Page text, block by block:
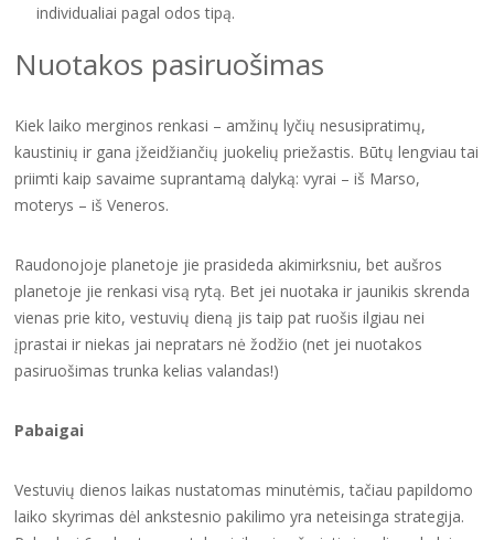
individualiai pagal odos tipą.
Nuotakos pasiruošimas
Kiek laiko merginos renkasi – amžinų lyčių nesusipratimų,
kaustinių ir gana įžeidžiančių juokelių priežastis. Būtų lengviau tai
priimti kaip savaime suprantamą dalyką: vyrai – iš Marso,
moterys – iš Veneros.
Raudonojoje planetoje jie prasideda akimirksniu, bet aušros
planetoje jie renkasi visą rytą. Bet jei nuotaka ir jaunikis skrenda
vienas prie kito, vestuvių dieną jis taip pat ruošis ilgiau nei
įprastai ir niekas jai nepratars nė žodžio (net jei nuotakos
pasiruošimas trunka kelias valandas!)
Pabaigai
Vestuvių dienos laikas nustatomas minutėmis, tačiau papildomo
laiko skyrimas dėl ankstesnio pakilimo yra neteisinga strategija.